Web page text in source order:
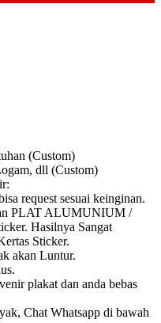
(Custom)
dll (Custom)
request sesuai keinginan.
PLAT ALUMUNIUM /
Hasilnya Sangat
Sticker.
akan Luntur.
plakat dan anda bebas
Chat Whatsapp di bawah